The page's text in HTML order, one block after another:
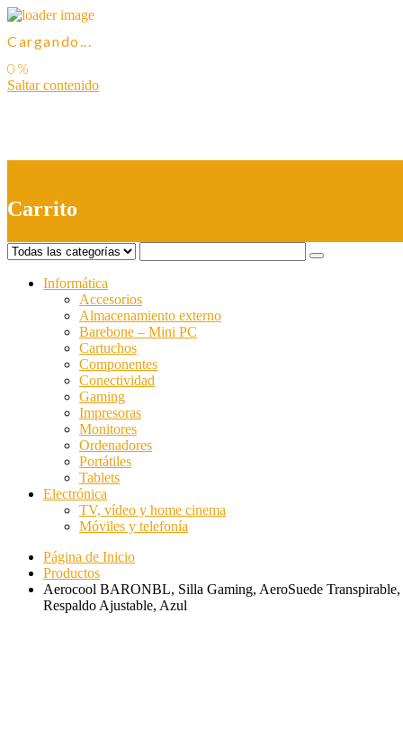
Cargando...
Saltar contenido
Carrito
Informática
Accesorios
Almacenamiento externo
Barebone – Mini PC
Cartuchos
Componentes
Conectividad
Gaming
Impresoras
Monitores
Ordenadores
Portátiles
Tablets
Electrónica
TV, vídeo y home cinema
Móviles y telefonía
Página de Inicio
Productos
Aerocool BARONBL, Silla Gaming, AeroSuede Transpirable,
Respaldo Ajustable, Azul